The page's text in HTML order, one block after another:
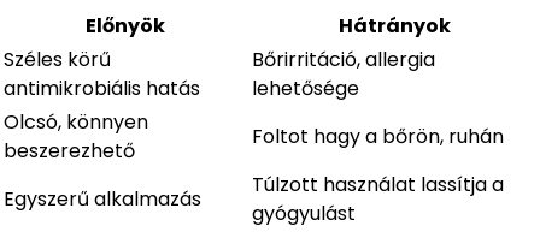
Előnyök
Hátrányok
Széles körű
antimikrobiális hatás
Bőrirritáció, allergia
lehetősége
Olcsó, könnyen
beszerezhető
Foltot hagy a bőrön, ruhán
Egyszerű alkalmazás
Túlzott használat lassítja a
gyógyulást